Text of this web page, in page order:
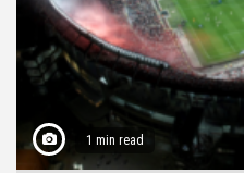
1 min read